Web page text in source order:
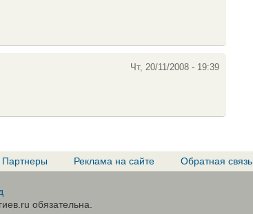
Чт, 20/11/2008 - 19:39
Партнеры Реклама на сайте Обратная связь
обязательна.